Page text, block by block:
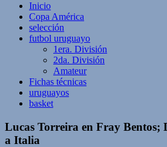
Inicio
Copa América
selección
futbol uruguayo
1era. División
2da. División
Amateur
Fichas técnicas
uruguayos
basket
Lucas Torreira en Fray Bentos;
a Italia